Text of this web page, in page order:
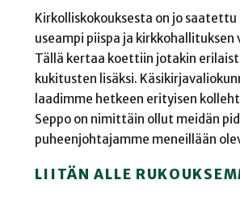
Kirkolliskokouksesta on jo saatettu
useampi piispa ja kirkkohallituksen
Tällä kertaa koettiin jotakin
kukitusten lisäksi.
laadimme hetkeen erityisen
Seppo on nimittäin ollut meidän
puheenjohtajamme meneillään
LIITÄN ALLE